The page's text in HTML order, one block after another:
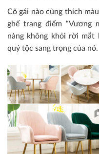
Cô gái nào cũng thích
ghế trang điểm “Vương
nàng không khỏi rời mắt
quý tộc sang trọng của nó.